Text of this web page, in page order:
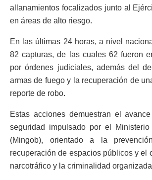
allanamientos focalizados junto al
en áreas de alto riesgo.
En las últimas 24 horas, a nivel
82 capturas, de las cuales 62 fueron
por órdenes judiciales, además del
armas de fuego y la recuperación de
reporte de robo.
Estas acciones demuestran el
seguridad impulsado por el Ministerio
(Mingob), orientado a la
recuperación de espacios públicos y el
narcotráfico y la criminalidad